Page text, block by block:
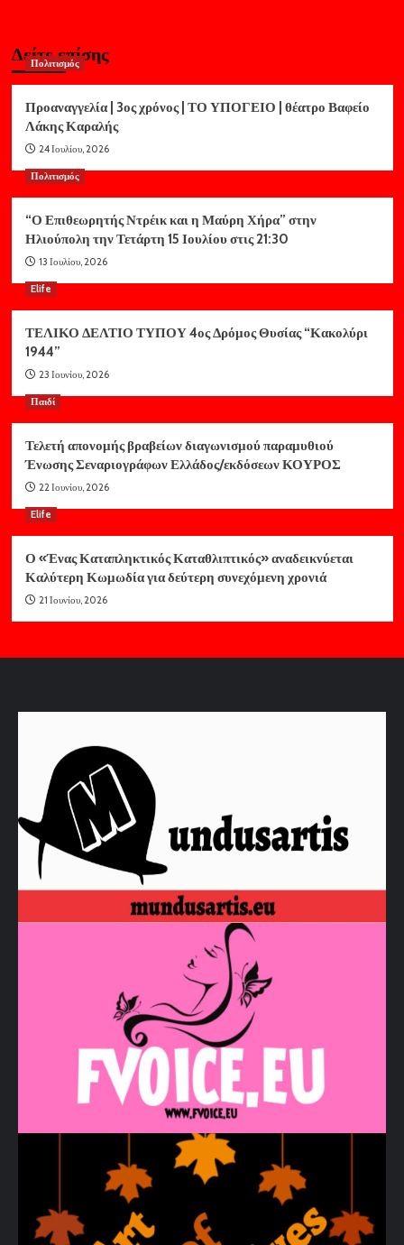
Δείτε επίσης
Πολιτισμός
Προαναγγελία | 3ος χρόνος | ΤΟ ΥΠΟΓΕΙΟ | θέατρο Βαφείο
Λάκης Καραλής
24 Ιουλίου, 2026
Πολιτισμός
“Ο Επιθεωρητής Ντρέικ και η Μαύρη Χήρα” στην
Ηλιούπολη την Τετάρτη 15 Ιουλίου στις 21:30
13 Ιουλίου, 2026
Elife
ΤΕΛΙΚΟ ΔΕΛΤΙΟ ΤΥΠΟΥ 4ος Δρόμος Θυσίας “Κακολύρι
1944”
23 Ιουνίου, 2026
Παιδί
Τελετή απονομής βραβείων διαγωνισμού παραμυθιού
Ένωσης Σεναριογράφων Ελλάδος/εκδόσεων ΚΟΥΡΟΣ
22 Ιουνίου, 2026
Elife
Ο «Ένας Καταπληκτικός Καταθλιπτικός» αναδεικνύεται
Καλύτερη Κωμωδία για δεύτερη συνεχόμενη χρονιά
21 Ιουνίου, 2026